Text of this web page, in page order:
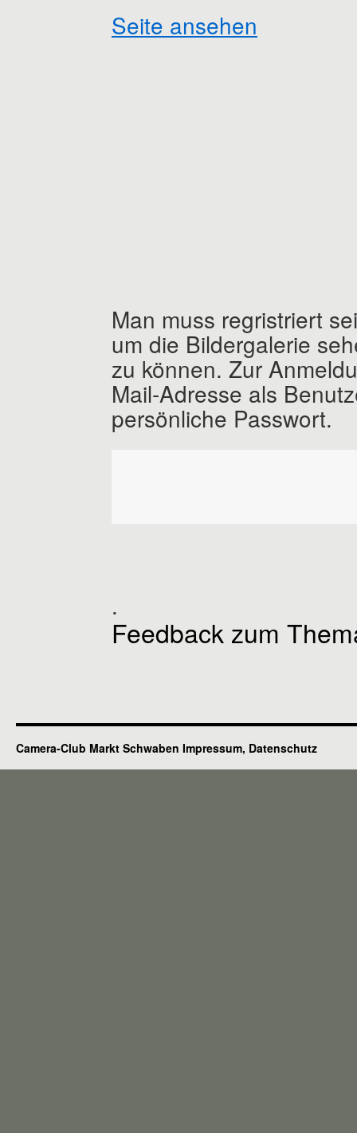
Seite ansehen
Man muss regristriert
um die Bildergalerie
zu können. Zur
Mail-Adresse als
persönliche Passwort.
.
Feedback zum
Camera-Club Markt Schwaben Impressum, Datenschutz